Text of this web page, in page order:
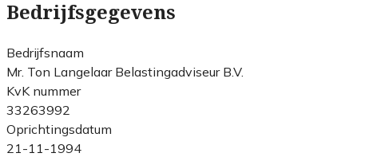
Bedrijfsgegevens
Bedrijfsnaam
Mr. Ton Langelaar Belastingadviseur B.V.
KvK nummer
33263992
Oprichtingsdatum
21-11-1994